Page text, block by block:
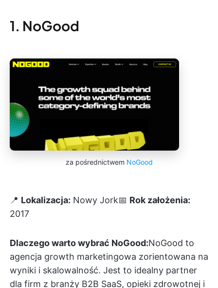
1. NoGood
za pośrednictwem NoGood
📍 Lokalizacja: Nowy Jork📅 Rok założenia:
2017
Dlaczego warto wybrać NoGood:NoGood to
agencja growth marketingowa zorientowana na
wyniki i skalowalność. Jest to idealny partner
dla firm z branży B2B SaaS, opieki zdrowotnej i